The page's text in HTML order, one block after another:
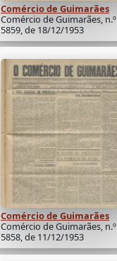
Comércio de Guimarães
Comércio de Guimarães, n.º
5859, de 18/12/1953
Comércio de Guimarães
Comércio de Guimarães, n.º
5858, de 11/12/1953